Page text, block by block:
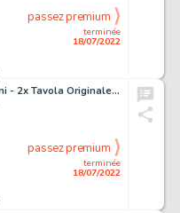
terminée
18/07/2022
passez premium
Giancarlo Alessandrini - 2x Tavola Originale - Martin Mystère n. 221 - "Strano ma vero" - (2000)
terminée
18/07/2022
passez premium